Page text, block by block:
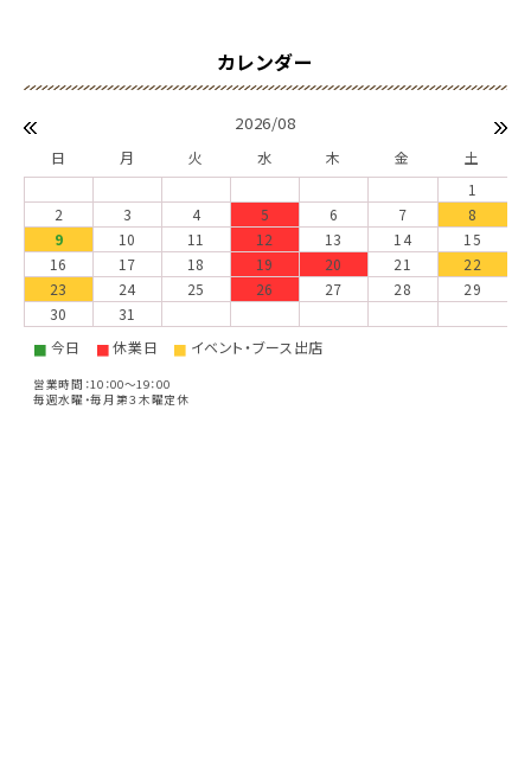
2026/08
日 月 火 水 木 金
土
1
2
3 4 5 6 7
8
9
10 11 12 13 14
15
16
17 18 19 20 21
22
23
24 25 26 27 28
29
30
31
■ 今日 ■休業日 ■ イベント・ブース出店
営業時間：10：00～19：00
毎週水曜・毎月第３木曜定休